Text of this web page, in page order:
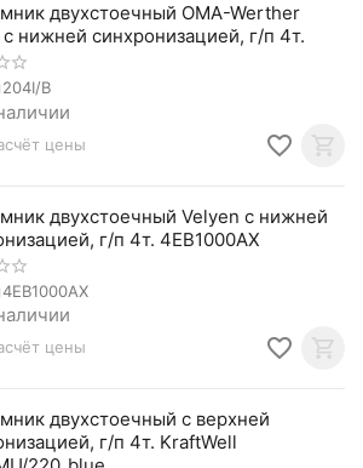
двухстоечный OMA-Werther
нижней синхронизацией, г/п 4т.
204I/B
цены
двухстоечный Velyen с нижней
г/п 4т. 4EB1000AX
4EB1000AX
цены
двухстоечный с верхней
г/п 4т. KraftWell